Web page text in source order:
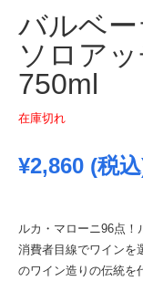
バルベ
ソロア
750ml
在庫切れ
¥2,860 (税
ルカ・マローニ96点！
消費者目線でワインを
のワイン造りの伝統を